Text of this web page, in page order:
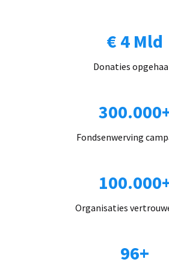
€ 4 Mld
Donaties
Fondsenwerving
Organisaties
96+